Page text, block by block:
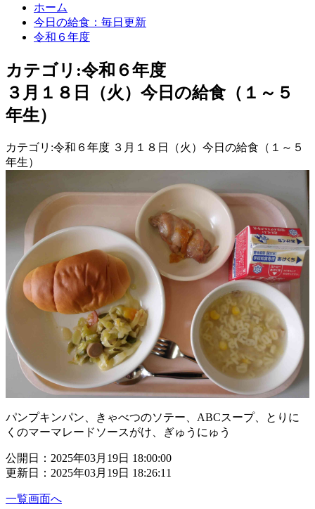
ホーム
今日の給食：毎日更新
令和６年度
カテゴリ:令和６年度
３月１８日（火）今日の給食（１～５
年生）
カテゴリ:令和６年度 ３月１８日（火）今日の給食（１～５
年生）
パンプキンパン、きゃべつのソテー、ABCスープ、とりに
くのマーマレードソースがけ、ぎゅうにゅう
公開日：2025年03月19日 18:00:00
更新日：2025年03月19日 18:26:11
一覧画面へ